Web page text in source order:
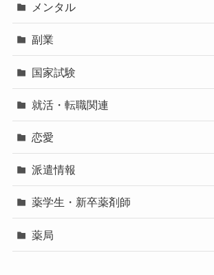
メンタル
副業
国家試験
就活・転職関連
恋愛
派遣情報
薬学生・新卒薬剤師
薬局